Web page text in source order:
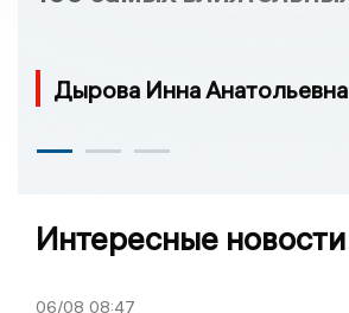
Дырова Инна Анатольевна
Интересные новости
06/08 08:47